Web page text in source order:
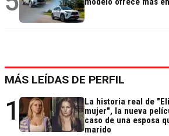
MÁS LEÍDAS DE PERFIL
1
La historia real de
mujer", la nueva
caso de una esposa
marido